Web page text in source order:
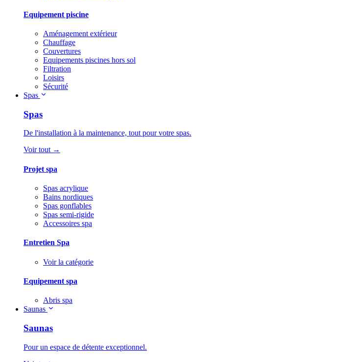
Equipement piscine
Aménagement extérieur
Chauffage
Couvertures
Equipements piscines hors sol
Filtration
Loisirs
Sécurité
Spas
Spas
De l'installation à la maintenance, tout pour votre spas.
Voir tout →
Projet spa
Spas acrylique
Bains nordiques
Spas gonflables
Spas semi-rigide
Accessoires spa
Entretien Spa
Voir la catégorie
Equipement spa
Abris spa
Saunas
Saunas
Pour un espace de détente exceptionnel.